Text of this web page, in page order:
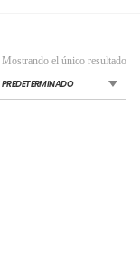
Mostrando el único resultado